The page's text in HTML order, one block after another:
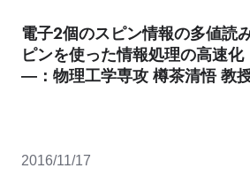
電子２個のスピン情報の多値
ピンを使った情報処理の高速
―：物理工学専攻 樽茶清悟 教
2016/11/17